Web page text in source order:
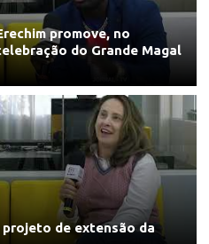
promove, no
do Grande Magal
de extensão da